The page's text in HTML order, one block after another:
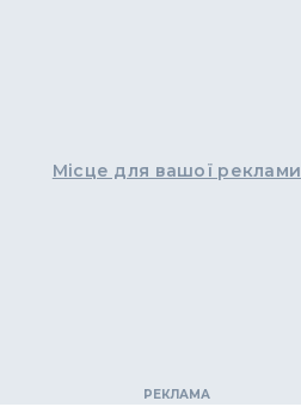
Місце для вашої реклами